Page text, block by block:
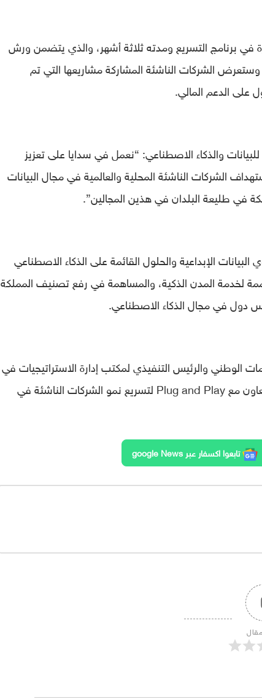
في برنامج التسريع ومدته ثلاثة أشهر، والذي يتضمن ورش
الشركات الناشئة المشاركة مشاريعها التي تم
على الدعم المالي.
والذكاء الاصطناعي: “نعمل في سدايا على تعزيز
الشركات الناشئة المحلية والعالمية في مجال البيانات
في طليعة البلدان في هذين المجالين”.
الإبداعية والحلول القائمة على الذكاء الاصطناعي
لخدمة المدن الذكية، والمساهمة في رفع تصنيف المملكة
في مجال الذكاء الاصطناعي.
الوطني والرئيس التنفيذي لمكتب إدارة الاستراتيجيات في
سدايا، أن “برنامج التسريع هو أحد مبادرات سدايا بالتعاون مع Plug and Play لتسريع نمو الشركات الناشئة في
تابعوا اكسفار عبر google News